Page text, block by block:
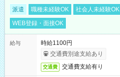
派遣 職種未経験OK 社会人未経験OK
WEB登録・面接OK
給与
時給1100円
交通費別途支給あり
交通費 交通費支給有り